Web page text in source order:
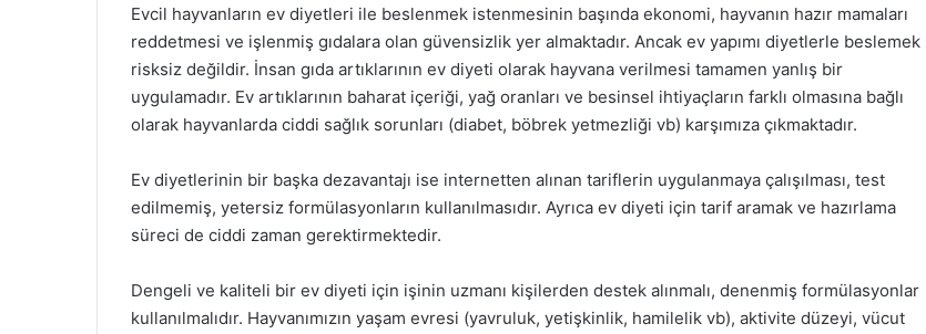
Evcil hayvanların ev diyetleri ile beslenmek istenmesinin başında ekonomi, hayvanın hazır mamaları
reddetmesi ve işlenmiş gıdalara olan güvensizlik yer almaktadır. Ancak ev yapımı diyetlerle beslemek
risksiz değildir. İnsan gıda artıklarının ev diyeti olarak hayvana verilmesi tamamen yanlış bir
uygulamadır. Ev artıklarının baharat içeriği, yağ oranları ve besinsel ihtiyaçların farklı olmasına bağlı
olarak hayvanlarda ciddi sağlık sorunları (diabet, böbrek yetmezliği vb) karşımıza çıkmaktadır.
Ev diyetlerinin bir başka dezavantajı ise internetten alınan tariflerin uygulanmaya çalışılması, test
edilmemiş, yetersiz formülasyonların kullanılmasıdır. Ayrıca ev diyeti için tarif aramak ve hazırlama
süreci de ciddi zaman gerektirmektedir.
Dengeli ve kaliteli bir ev diyeti için işinin uzmanı kişilerden destek alınmalı, denenmiş formülasyonlar
kullanılmalıdır. Hayvanımızın yaşam evresi (yavruluk, yetişkinlik, hamilelik vb), aktivite düzeyi, vücut